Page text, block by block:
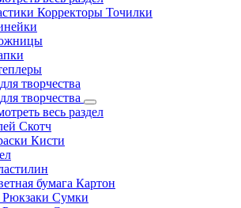
Корректоры Точилки
творчества
творчества
весь раздел
Скотч
Кисти
бумага Картон
Сумки